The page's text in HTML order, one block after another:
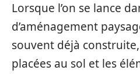
Lorsque l’on se lance
d’aménagement
souvent déjà
placées au sol et les